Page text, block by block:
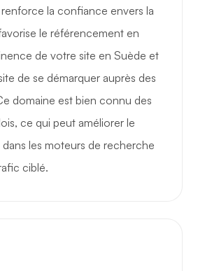
la confiance envers la
le référencement en
de votre site en Suède et
de se démarquer auprès des
domaine est bien connu des
ce qui peut améliorer le
les moteurs de recherche
ciblé.